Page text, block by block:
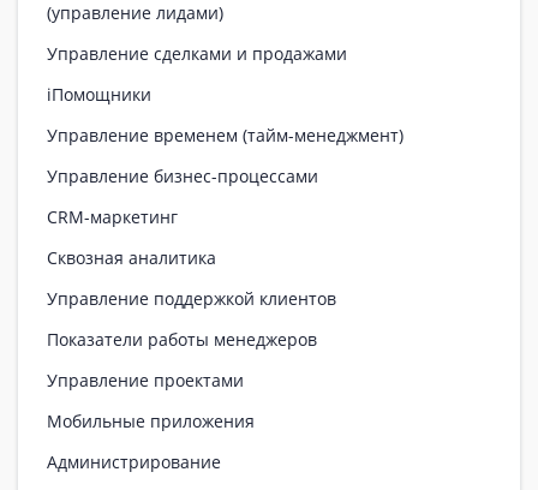
(управление лидами)
Управление сделками и продажами
iПомощники
Управление временем (тайм-менеджмент)
Управление бизнес-процессами
CRM-маркетинг
Сквозная аналитика
Управление поддержкой клиентов
Показатели работы менеджеров
Управление проектами
Мобильные приложения
Администрирование